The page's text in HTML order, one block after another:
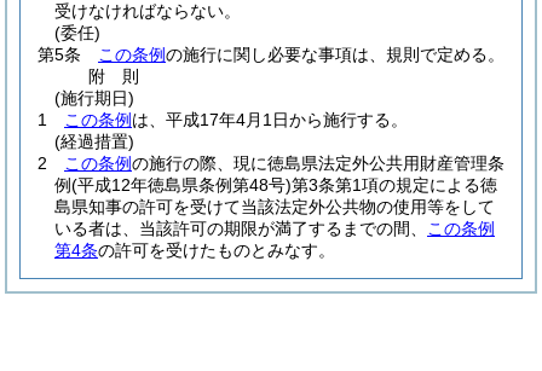
受けなければならない。
(委任)
第5条
この条例の施行に関し必要な事項は、規則で定める。
附 則
(施行期日)
1
この条例 は、平成17年4月1日から施行する。
(経過措置)
2
この条例の施行の際、現に徳島県法定外公共用財産管理条
例(平成12年徳島県条例第48号)第3条第1項の規定による徳
島県知事の許可を受けて当該法定外公共物の使用等をして
いる者は、当該許可の期限が満了するまでの間、
この条例
第4条の許可を受けたものとみなす。